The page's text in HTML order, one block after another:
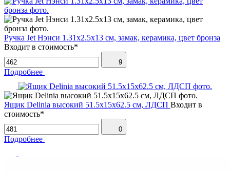
Ручка Jet Нэнси 1.31х2.5х13 см, замак, керамика, цвет бронза
Входит в стоимость*
9
Подробнее
Ящик Delinia высокий 51.5х15х62.5 см, ЛДСП Входит в
стоимость*
0
Подробнее